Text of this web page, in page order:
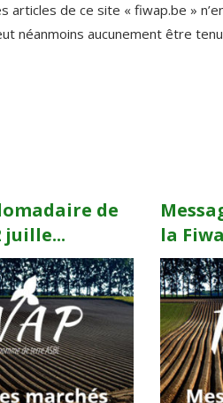
articles de ce site « fiwap.be »
néanmoins aucunement être
de
juille...
la